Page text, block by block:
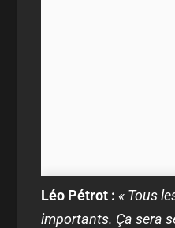
Léo Pétrot : « Tous
importants. Ça sera